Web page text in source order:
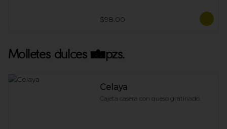
$98.00
Molletes dulces 4pzs.
Celaya
Cajeta casera con queso gratinado.